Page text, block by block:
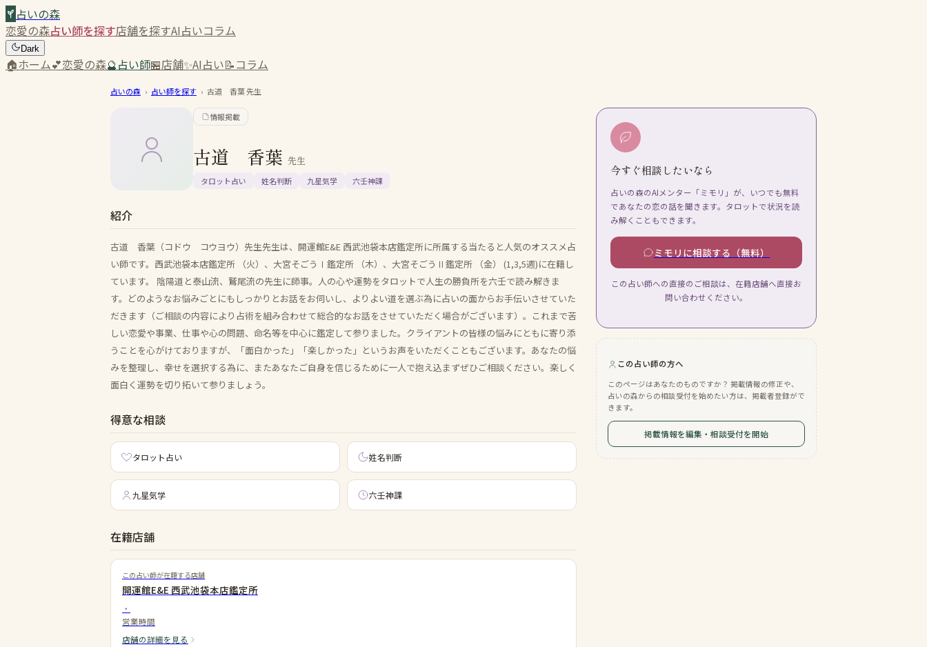
占いの森
恋愛の森占い師を探す店舗を探すAI占いコラム
Dark
🏠ホーム💕恋愛の森🔮占い師🏪店舗✨AI占い📝コラム
占いの森 › 占い師を探す › 古道 香葉先生
情報掲載
古道 香葉 先生
タロット占い 姓名判断 九星気学 六壬神課
紹介
古道 香葉（コドウ コウヨウ）先生先生は、開運館E&E 西武池袋本店鑑定所に所属する当たると人気のオススメ占
い師です。西武池袋本店鑑定所 （火）、大宮そごうⅠ鑑定所 （木）、大宮そごうⅡ鑑定所 （金） (1,3,5週)に在籍し
ています。 陰陽道と泰山流、鷲尾流の先生に師事。人の心や運勢をタロットで人生の勝負所を六壬で読み解きま
す。どのようなお悩みごとにもしっかりとお話をお伺いし、よりよい道を選ぶ為に占いの面からお手伝いさせていた
だきます（ご相談の内容により占術を組み合わせて総合的なお話をさせていただく場合がございます）。これまで苦
しい恋愛や事業、仕事や心の問題、命名等を中心に鑑定して参りました。クライアントの皆様の悩みにともに寄り添
うことを心がけておりますが、「面白かった」「楽しかった」というお声をいただくこともございます。あなたの悩
みを整理し、幸せを選択する為に、またあなたご自身を信じるために一人で抱え込まずぜひご相談ください。楽しく
面白く運勢を切り拓いて参りましょう。
得意な相談
タロット占い 姓名判断
九星気学 六壬神課
在籍店舗
この占い師が在籍する店舗
開運館E&E 西武池袋本店鑑定所
・
営業時間
店舗の詳細を見る
今すぐ相談したいなら
占いの森のAIメンター「ミモリ」が、いつでも無料
であなたの恋の話を聞きます。タロットで状況を読
み解くこともできます。
ミモリに相談する（無料）
この占い師への直接のご相談は、在籍店舗へ直接お
問い合わせください。
この占い師の方へ
このページはあなたのものですか？ 掲載情報の修正や、
占いの森からの相談受付を始めたい方は、掲載者登録がで
きます。
掲載情報を編集・相談受付を開始